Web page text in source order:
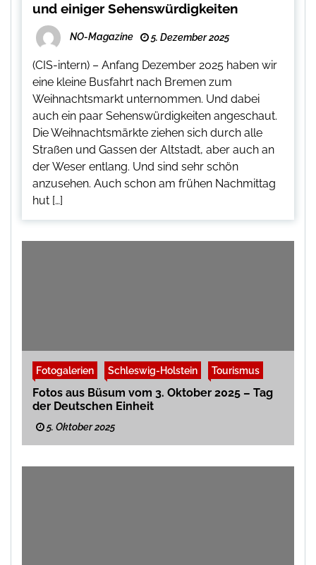
und einiger Sehenswürdigkeiten
NO-Magazine 5. Dezember 2025
(CIS-intern) – Anfang Dezember 2025 haben wir
eine kleine Busfahrt nach Bremen zum
Weihnachtsmarkt unternommen. Und dabei
auch ein paar Sehenswürdigkeiten angeschaut.
Die Weihnachtsmärkte ziehen sich durch alle
Straßen und Gassen der Altstadt, aber auch an
der Weser entlang. Und sind sehr schön
anzusehen. Auch schon am frühen Nachmittag
hut […]
Fotogalerien Schleswig-Holstein Tourismus
Fotos aus Büsum vom 3. Oktober 2025 – Tag
der Deutschen Einheit
5. Oktober 2025